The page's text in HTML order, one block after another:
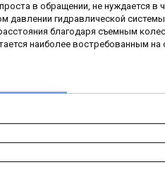
в обращении, не нуждается
давлении гидравлической
благодаря съемным
наиболее востребованным на